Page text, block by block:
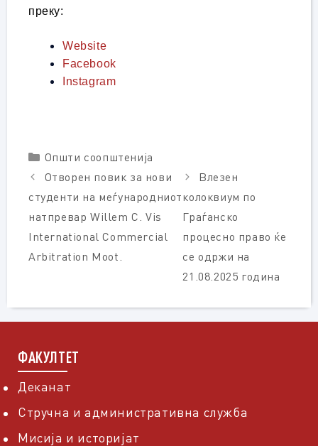
преку:
Website
Facebook
Instagram
Categories
Општи соопштенија
Отворен повик за нови
студенти на меѓународниот
натпревар Willem C. Vis
International Commercial
Arbitration Moot.
Влезен
колоквиум по
Граѓанско
процесно право ќе
се одржи на
21.08.2025 година
ФАКУЛТЕТ
Деканат
Стручна и административна служба
Мисија и историјат